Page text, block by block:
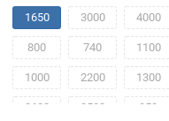
1650
3000 4000
800 740 1100
1000 2200 1300
2600 3500 850